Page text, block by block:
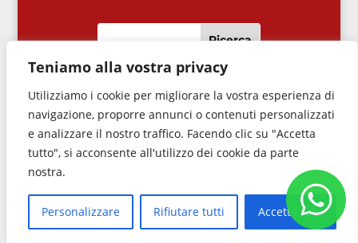
Teniamo alla vostra privacy
Utilizziamo i cookie per migliorare la vostra esperienza di
navigazione, proporre annunci o contenuti personalizzati
e analizzare il nostro traffico. Facendo clic su "Accetta
tutto", si acconsente all'utilizzo dei cookie da parte
nostra.
Personalizzare Rifiutare tutti Accetta tutti
www.ranchibile.org